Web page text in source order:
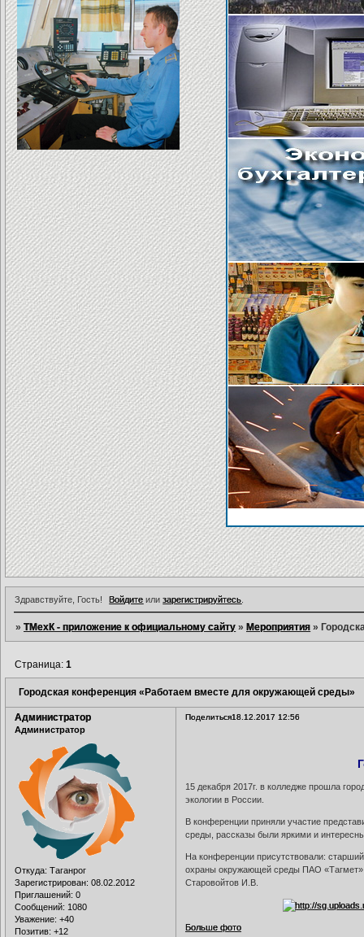
Здравствуйте, Гость! Войдите илизарегистрируйтесь
»ТМехК - приложение к официальному сайту » Мероприятия »
Городская конференция «Работаем вместе для окружающей среды»
Страница:1
Поделиться18.12.2017 12:56
Администратор
Администратор
Откуда: Таганрог
Зарегистрирован: 08.02.2012
Приглашений: 0
Сообщений: 1080
Уважение: +40
Позитив: +12
15 декабря 2017г. в колледже прошла
экологии в России.
В конференции приняли участие
среды, рассказы были яркими и
На конференции присутствовали:
охраны окружающей среды ПАО
Старовойтов И.В.
Больше фото